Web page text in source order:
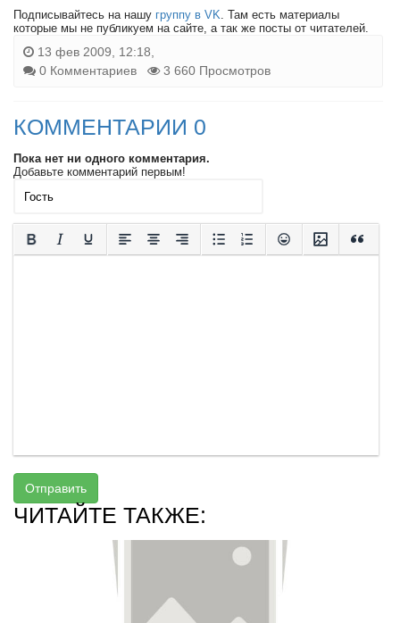
Подписывайтесь на нашу группу в VK. Там есть материалы
которые мы не публикуем на сайте, а так же посты от читателей.
13 фев 2009, 12:18,
0 Комментариев
3 660 Просмотров
КОММЕНТАРИИ 0
Пока нет ни одного комментария.
Добавьте комментарий первым!
Отправить
ЧИТАЙТЕ ТАКЖЕ: